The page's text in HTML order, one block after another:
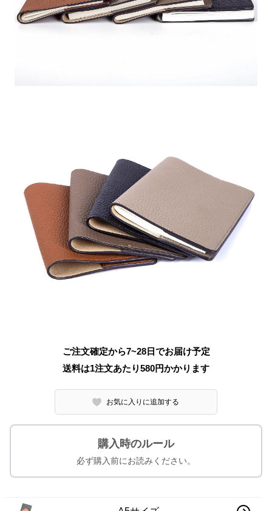
ご注文確定から7~28日でお届け予定
送料は1注文あたり580円かかります
お気に入りに追加する
購入時のルール
必ず購入前にお読みください。